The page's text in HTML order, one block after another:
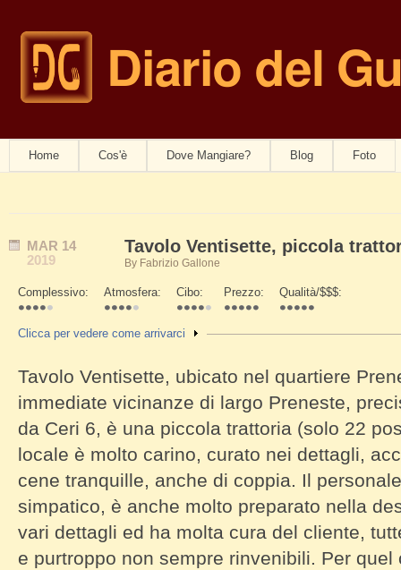
Diario del
navwom
Home Cos'è Dove Mangiare? Blog Foto
MAR 14
2019
Tavolo Ventisette, piccola
By Fabrizio Gallone
Schede Verticali
Complessivo: Atmosfera: Cibo: Prezzo: Qualità/$$$:
Mostra
Clicca per vedere come arrivarci
Tavolo Ventisette, ubicato nel quartiere
immediate vicinanze di largo Preneste,
da Ceri 6, è una piccola trattoria (solo 22
locale è molto carino, curato nei dettagli,
cene tranquille, anche di coppia. Il
simpatico, è anche molto preparato nella
vari dettagli ed ha molta cura del cliente,
e purtroppo non sempre rinvenibili. Per quel